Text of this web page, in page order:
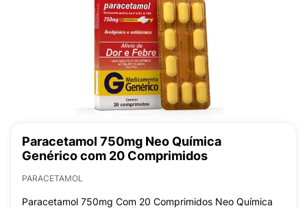
Paracetamol 750mg Neo Química
Genérico com 20 Comprimidos
PARACETAMOL
Paracetamol 750mg Com 20 Comprimidos Neo Química